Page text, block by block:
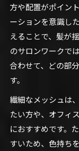
方や配置がポイン
ーションを意識し
えることで、髪が
のサロンワークで
合わせて、どの部
す。
繊細なメッシュは
たい方や、オフィ
におすすめです。
すいため、色持ち